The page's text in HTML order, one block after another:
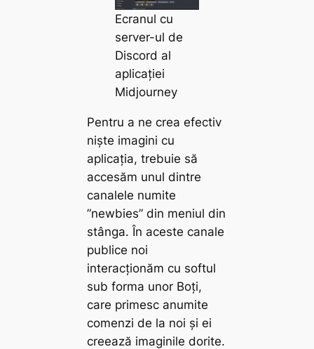
Ecranul cu
server-ul de
Discord al
aplicației
Midjourney
Pentru a ne crea efectiv
niște imagini cu
aplicația, trebuie să
accesăm unul dintre
canalele numite
”newbies” din meniul din
stânga. În aceste canale
publice noi
interacționăm cu softul
sub forma unor Boți,
care primesc anumite
comenzi de la noi și ei
creează imaginile dorite.